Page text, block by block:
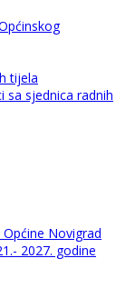
tijela
sa sjednica radnih
Novigrad
2027. godine